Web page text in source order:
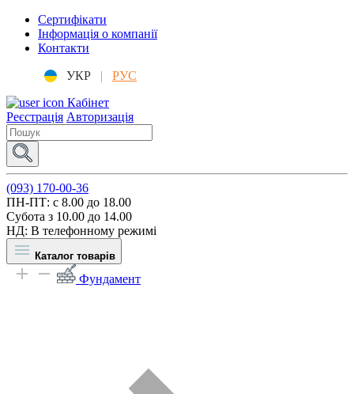
Сертифікати
Інформація о компанії
Контакти
УКР |
РУС
Кабінет
Реєстрація Авторизація
(093) 170-00-36
ПН-ПТ: c 8.00 до 18.00
Субота з 10.00 до 14.00
НД: В телефонному режимі
Каталог товарів
Фундамент